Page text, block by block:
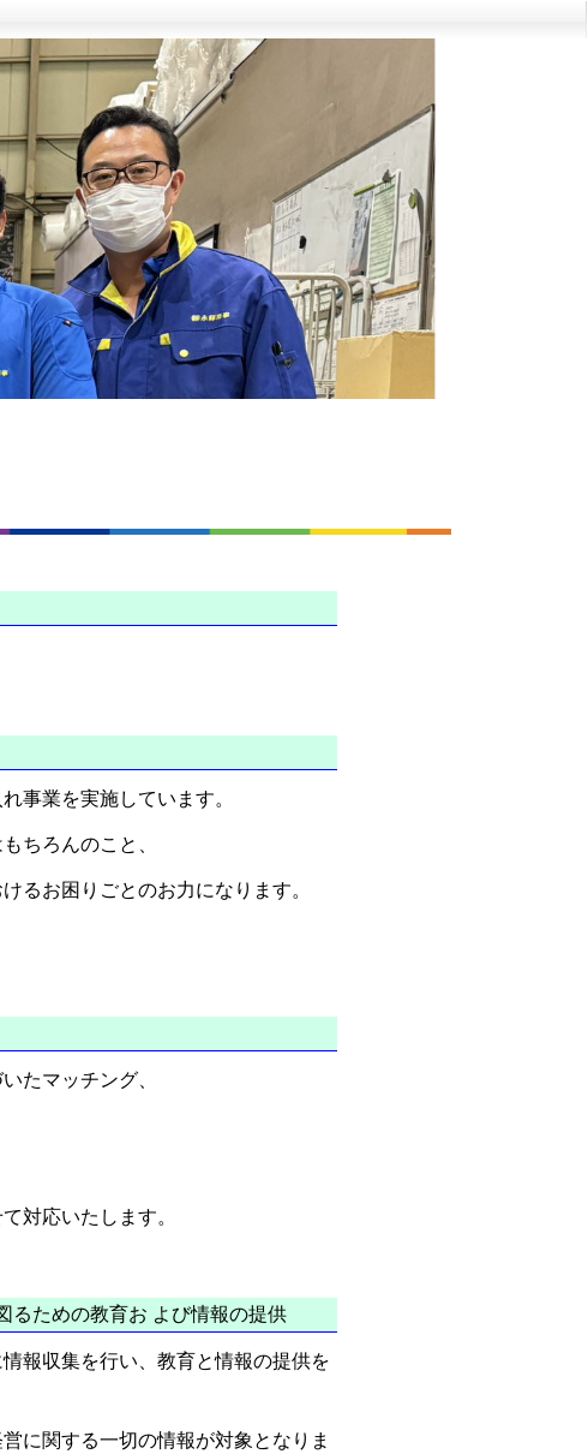
事業を実施しています。
ちろんのこと、
るお困りごとのお力になります。
たマッチング、
対応いたします。
るための教育お よび情報の提供
報収集を行い、教育と情報の提供を
に関する一切の情報が対象となりま